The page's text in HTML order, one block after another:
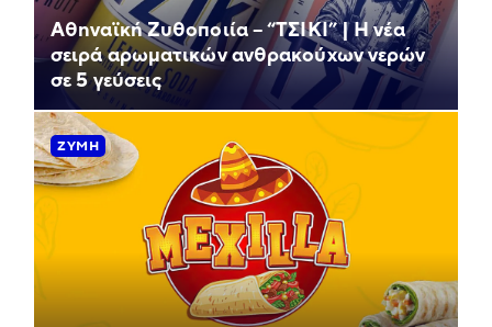
Αθηναϊκή Ζυθοποιία – “ΤΣΙΚΙ” | Η νέα
σειρά αρωματικών ανθρακούχων νερών
σε 5 γεύσεις
ΖΎΜΗ